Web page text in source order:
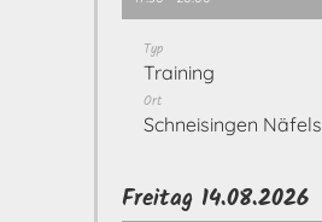
Typ
Training
Ort
Schneisingen Näfels
Freitag 14.08.2026